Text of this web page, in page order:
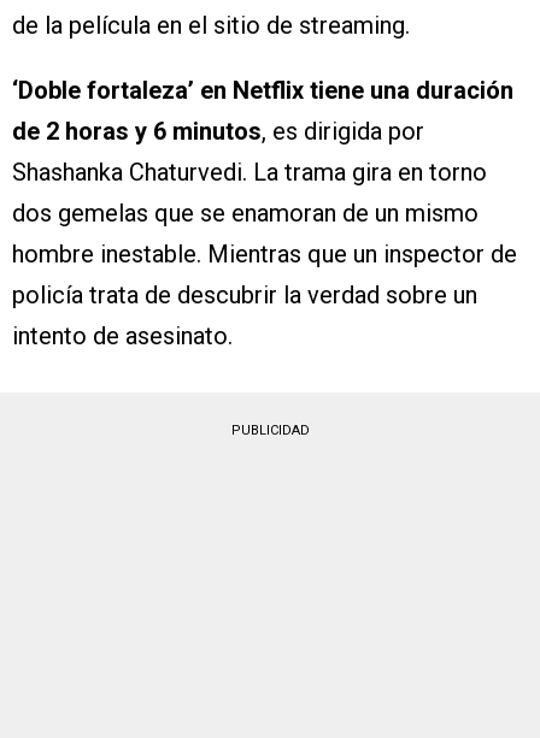
de la película en el sitio de streaming.
‘Doble fortaleza’ en Netflix tiene una duración
de 2 horas y 6 minutos, es dirigida por
Shashanka Chaturvedi. La trama gira en torno
dos gemelas que se enamoran de un mismo
hombre inestable. Mientras que un inspector de
policía trata de descubrir la verdad sobre un
intento de asesinato.
PUBLICIDAD